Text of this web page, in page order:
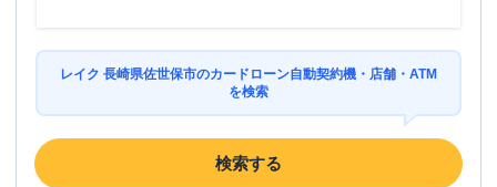
レイク 長崎県佐世保市のカードローン自動契約機・店舗・ATM
を検索
検索する